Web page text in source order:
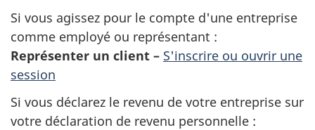
Si vous agissez pour le compte d'une entreprise
comme employé ou représentant :
Représenter un client – S'inscrire ou ouvrir une
session
Si vous déclarez le revenu de votre entreprise sur
votre déclaration de revenu personnelle :